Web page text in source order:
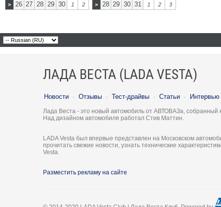
> 26 27 28 29 30 1 2 > 28 29 30 31 1 2 3
ЛАДА ВЕСТА (LADA VESTA)
Новости · Отзывы · Тест-драйвы · Статьи · Интервью
Лада Веста - это новый автомобиль от АВТОВАЗа, собранный
Над дизайном автомобиля работал Стив Маттин.
LADA Vesta был впервые представлен на Московском
прочитать свежие новости, узнать технические
Vesta.
Разместить рекламу на сайте